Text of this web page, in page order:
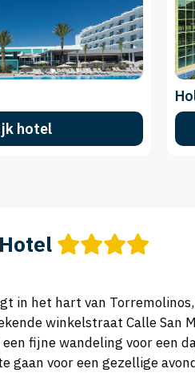
hotel
in het hart van
winkelstraat Calle San
fijne wandeling voor een
voor een gezellige